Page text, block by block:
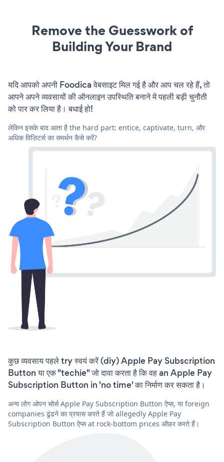
Remove the Guesswork of
Building Your Brand
यदि आपको अपनी Foodica वेबसाइट मिल गई है और आप चल रहे हैं, तो
आपने अपने व्यवसायों की ऑनलाइन उपस्थिति बनाने में पहली बड़ी चुनौती
को पार कर लिया है। बधाई हो!
लेकिन इसके बाद आता है the hard part: entice, captivate, turn, और
अधिक विज़िटर्स का समर्थन कैसे करें?
कुछ व्यवसाय पहले try स्वयं करें (diy) Apple Pay Subscription
Button या एक "techie" जो दावा करता है कि वह an Apple Pay
Subscription Button in 'no time' का निर्माण कर सकता है।
अन्य लोग ओपन सोर्स Apple Pay Subscription Button ऐप्स, या foreign
companies ढूंढने का प्रयास करते हैं जो allegedly Apple Pay
Subscription Button ऐप्स at rock-bottom prices ऑफ़र करते हैं।